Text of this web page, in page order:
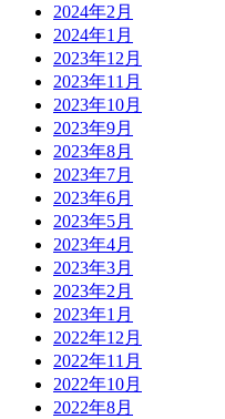
2024年2月
2024年1月
2023年12月
2023年11月
2023年10月
2023年9月
2023年8月
2023年7月
2023年6月
2023年5月
2023年4月
2023年3月
2023年2月
2023年1月
2022年12月
2022年11月
2022年10月
2022年8月